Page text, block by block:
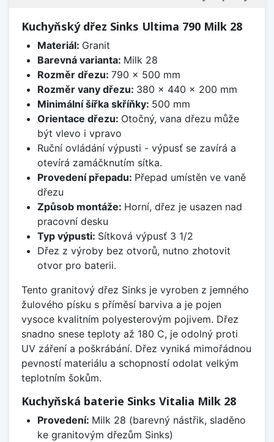
Kuchyňský dřez Sinks Ultima 790 Milk 28
Materiál: Granit
Barevná varianta: Milk 28
Rozměr dřezu: 790 x 500 mm
Rozměr vany dřezu: 380 x 440 x 200 mm
Minimální šířka skříňky: 500 mm
Orientace dřezu: Otočný, vana dřezu může
být vlevo i vpravo
Ruční ovládání výpusti - výpusť se zavírá a
otevírá zamáčknutím sítka.
Provedení přepadu: Přepad umístěn ve vaně
dřezu
Způsob montáže: Horní, dřez je usazen nad
pracovní desku
Typ výpusti: Sítková výpusť 3 1/2
Dřez z výroby bez otvorů, nutno zhotovit
otvor pro baterii.
Tento granitový dřez Sinks je vyroben z jemného
žulového písku s příměsí barviva a je pojen
vysoce kvalitním polyesterovým pojivem. Dřez
snadno snese teploty až 180 C, je odolný proti
UV záření a poškrábání. Dřez vyniká mimořádnou
pevností materiálu a schopností odolat velkým
teplotním šokům.
Kuchyňská baterie Sinks Vitalia Milk 28
Provedení: Milk 28 (barevný nástřik, sladěno
ke granitovým dřezům Sinks)